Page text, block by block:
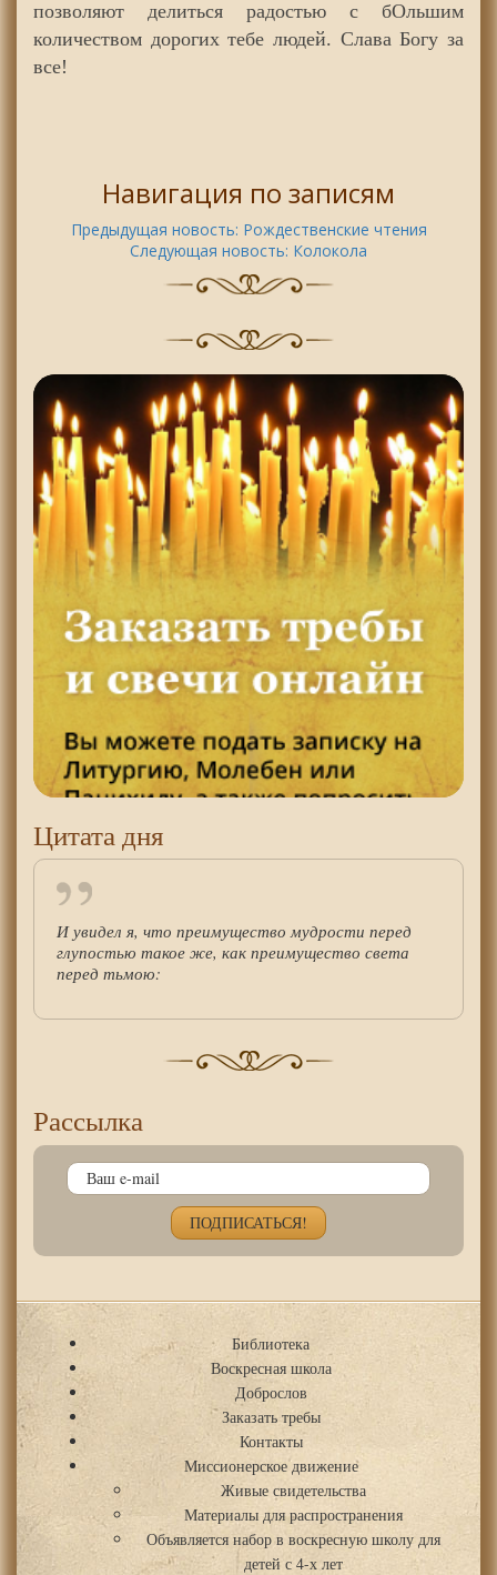
позволяют делиться радостью с бОльшим
количеством дорогих тебе людей. Слава Богу за
все!
Навигация по записям
Предыдущая новость: Рождественские чтения
Следующая новость: Колокола
Цитата дня
И увидел я, что преимущество мудрости перед
глупостью такое же, как преимущество света
перед тьмою:
Рассылка
Библиотека
Воскресная школа
Доброслов
Заказать требы
Контакты
Миссионерское движение
Живые свидетельства
Материалы для распространения
Объявляется набор в воскресную школу для
детей с 4-х лет